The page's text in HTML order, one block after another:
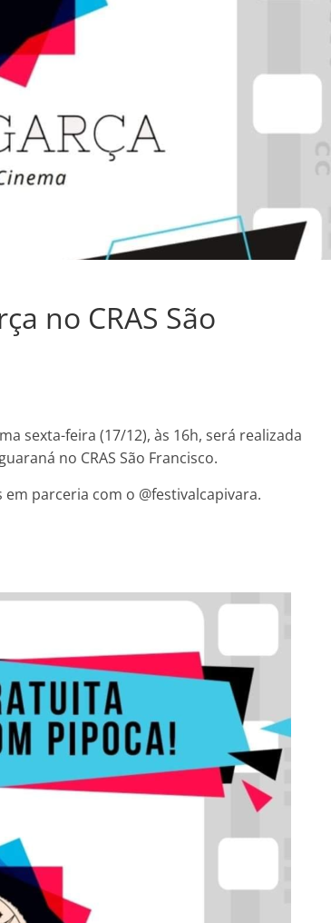
no CRAS São
sexta-feira (17/12), às 16h, será realizada
no CRAS São Francisco.
parceria com o @festivalcapivara.